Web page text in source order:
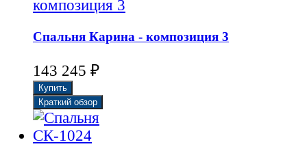
Cпальня Карина - композиция 3
143 245 ₽